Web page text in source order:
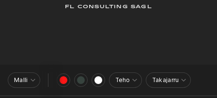
FL CONSULTING SAGL
Malli Teho Takajarru